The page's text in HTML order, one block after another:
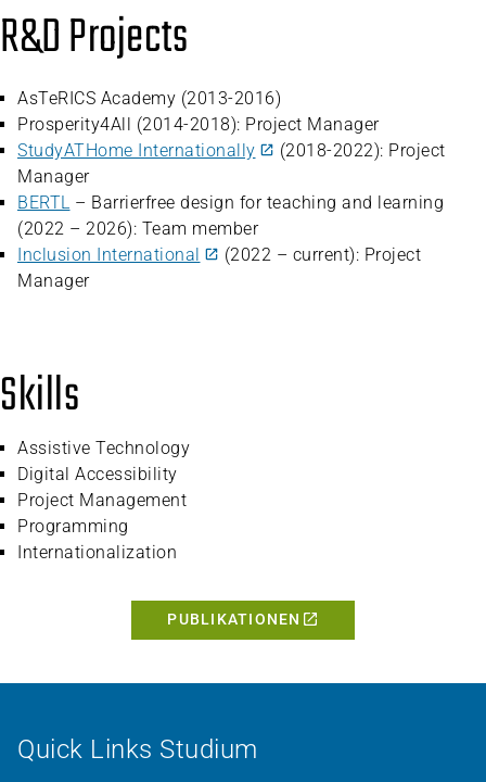
R&D Projects
AsTeRICS Academy (2013-2016)
Prosperity4All (2014-2018): Project Manager
StudyATHome Internationally
(2018-2022): Project
Manager
BERTL – Barrierfree design for teaching and learning
(2022 – 2026): Team member
Inclusion International
(2022 – current): Project
Manager
Skills
Assistive Technology
Digital Accessibility
Project Management
Programming
Internationalization
PUBLIKATIONEN
Quick Links Studium